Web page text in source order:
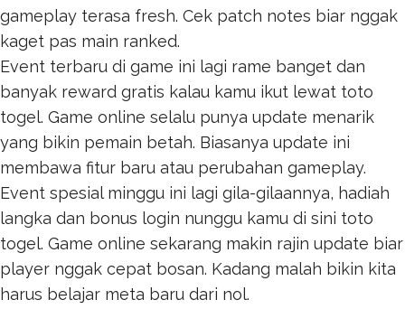
gameplay terasa fresh. Cek patch notes biar nggak
kaget pas main ranked.
Event terbaru di game ini lagi rame banget dan
banyak reward gratis kalau kamu ikut lewat toto
togel. Game online selalu punya update menarik
yang bikin pemain betah. Biasanya update ini
membawa fitur baru atau perubahan gameplay.
Event spesial minggu ini lagi gila-gilaannya, hadiah
langka dan bonus login nunggu kamu di sini toto
togel. Game online sekarang makin rajin update biar
player nggak cepat bosan. Kadang malah bikin kita
harus belajar meta baru dari nol.